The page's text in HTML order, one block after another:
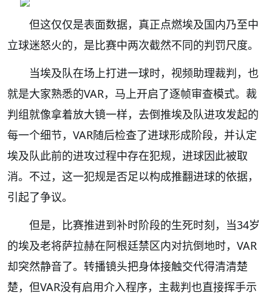
但这仅仅是表面数据，真正点燃埃及国内乃至中
立球迷怒火的，是比赛中两次截然不同的判罚尺度。
当埃及队在场上打进一球时，视频助理裁判，也
就是大家熟悉的VAR，马上开启了逐帧审查模式。裁
判组就像拿着放大镜一样，去倒推埃及队进攻发起的
每一个细节，VAR随后检查了进球形成阶段，并认定
埃及队此前的进攻过程中存在犯规，进球因此被取
消。不过，这一犯规是否足以构成推翻进球的依据，
引起了争议。
但是，比赛推进到补时阶段的生死时刻，当34岁
的埃及老将萨拉赫在阿根廷禁区内对抗倒地时，VAR
却突然静音了。转播镜头把身体接触交代得清清楚
楚，但VAR没有启用介入程序，主裁判也直接挥手示